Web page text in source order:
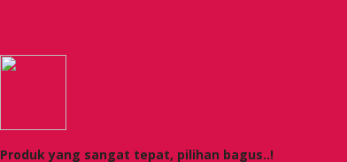
Produk yang sangat tepat, pilihan bagus..!